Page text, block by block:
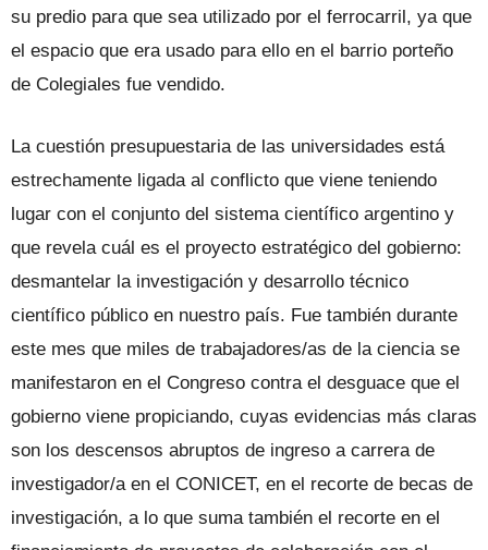
su predio para que sea utilizado por el ferrocarril, ya que
el espacio que era usado para ello en el barrio porteño
de Colegiales fue vendido.
La cuestión presupuestaria de las universidades está
estrechamente ligada al conflicto que viene teniendo
lugar con el conjunto del sistema científico argentino y
que revela cuál es el proyecto estratégico del gobierno:
desmantelar la investigación y desarrollo técnico
científico público en nuestro país. Fue también durante
este mes que miles de trabajadores/as de la ciencia se
manifestaron en el Congreso contra el desguace que el
gobierno viene propiciando, cuyas evidencias más claras
son los descensos abruptos de ingreso a carrera de
investigador/a en el CONICET, en el recorte de becas de
investigación, a lo que suma también el recorte en el